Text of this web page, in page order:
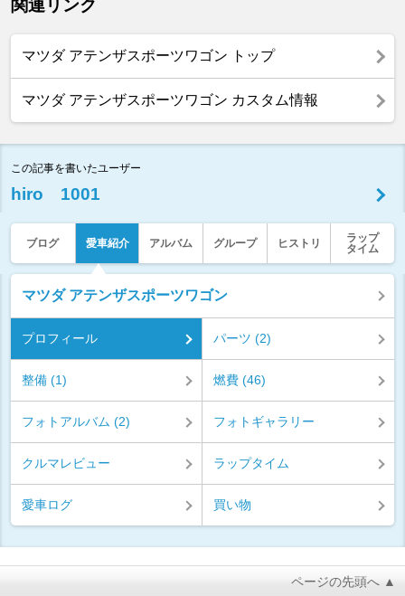
関連リンク
マツダ アテンザスポーツワゴン トップ
マツダ アテンザスポーツワゴン カスタム情報
この記事を書いたユーザー
hiro 1001
ブログ 愛車紹介 アルバム グループ ヒストリ
ラップ
タイム
マツダ アテンザスポーツワゴン
プロフィール パーツ (2)
整備 (1) 燃費 (46)
フォトアルバム (2) フォトギャラリー
クルマレビュー ラップタイム
愛車ログ 買い物
ページの先頭へ ▲